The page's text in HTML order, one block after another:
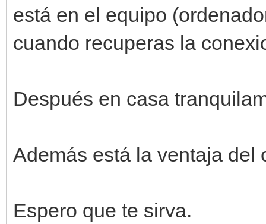
está en el equipo
cuando recuperas la
Después en casa
Además está la ventaja del
Espero que te sirva.